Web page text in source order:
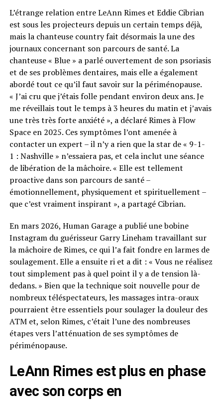
L’étrange relation entre LeAnn Rimes et Eddie Cibrian
est sous les projecteurs depuis un certain temps déjà,
mais la chanteuse country fait désormais la une des
journaux concernant son parcours de santé. La
chanteuse « Blue » a parlé ouvertement de son psoriasis
et de ses problèmes dentaires, mais elle a également
abordé tout ce qu’il faut savoir sur la périménopause.
« J’ai cru que j’étais folle pendant environ deux ans. Je
me réveillais tout le temps à 3 heures du matin et j’avais
une très très forte anxiété », a déclaré Rimes à Flow
Space en 2025. Ces symptômes l’ont amenée à
contacter un expert – il n’y a rien que la star de « 9-1-
1 : Nashville » n’essaiera pas, et cela inclut une séance
de libération de la mâchoire. « Elle est tellement
proactive dans son parcours de santé –
émotionnellement, physiquement et spirituellement – ​​
que c’est vraiment inspirant », a partagé Cibrian.
En mars 2026, Human Garage a publié une bobine
Instagram du guérisseur Garry Lineham travaillant sur
la mâchoire de Rimes, ce qui l’a fait fondre en larmes de
soulagement. Elle a ensuite ri et a dit : « Vous ne réalisez
tout simplement pas à quel point il y a de tension là-
dedans. » Bien que la technique soit nouvelle pour de
nombreux téléspectateurs, les massages intra-oraux
pourraient être essentiels pour soulager la douleur des
ATM et, selon Rimes, c’était l’une des nombreuses
étapes vers l’atténuation de ses symptômes de
périménopause.
LeAnn Rimes est plus en phase
avec son corps en